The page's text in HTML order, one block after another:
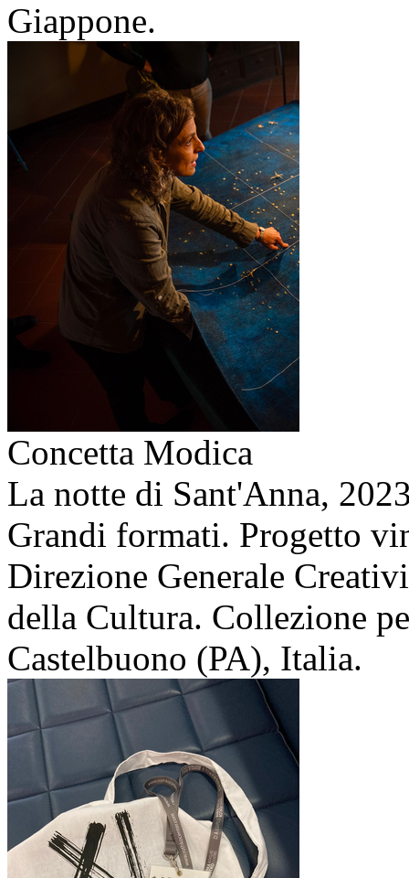
Giappone.
Concetta Modica
La notte di Sant'Anna,
Grandi formati. Progetto
Direzione Generale
della Cultura. Collezione
Castelbuono (PA), Italia.